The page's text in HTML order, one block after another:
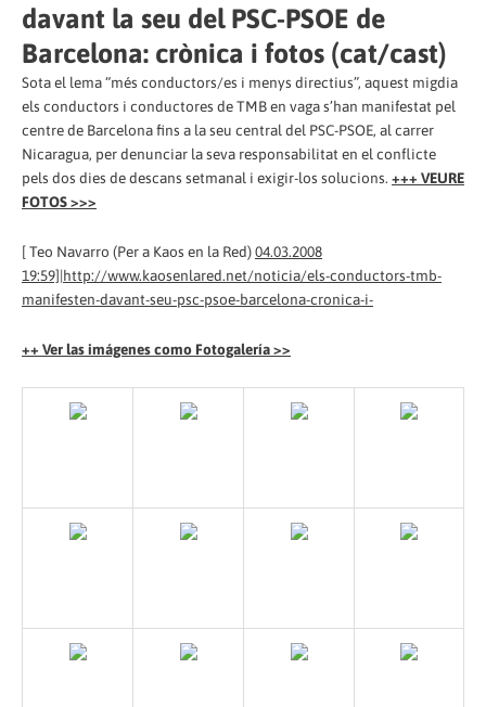
davant la seu del PSC-PSOE de
Barcelona: crònica i fotos (cat/cast)
Sota el lema “més conductors/es i menys directius”, aquest migdia
els conductors i conductores de TMB en vaga s’han manifestat pel
centre de Barcelona fins a la seu central del PSC-PSOE, al carrer
Nicaragua, per denunciar la seva responsabilitat en el conflicte
pels dos dies de descans setmanal i exigir-los solucions. +++ VEURE
FOTOS >>>
[ Teo Navarro (Per a Kaos en la Red)04.03.2008
19:59]|http://www.kaosenlared.net/noticia/els-conductors-tmb-
manifesten-davant-seu-psc-psoe-barcelona-cronica-i-
++ Ver las imágenes como Fotogalería >>